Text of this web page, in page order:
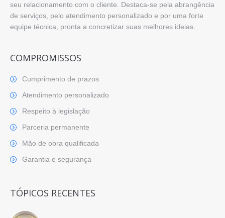
seu relacionamento com o cliente. Destaca-se pela abrangência
de serviços, pelo atendimento personalizado e por uma forte
equipe técnica, pronta a concretizar suas melhores ideias.
COMPROMISSOS
Cumprimento de prazos
Atendimento personalizado
Respeito à legislação
Parceria permanente
Mão de obra qualificada
Garantia e segurança
TÓPICOS RECENTES